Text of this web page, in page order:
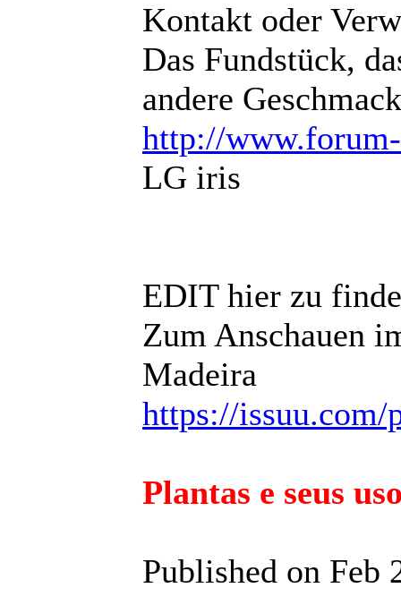
Kontakt oder
Das Fundstück,
andere
http://
LG iris
EDIT hier zu
Zum Anschauen
Madeira
https://issuu.com/
Plantas e seus
Published on Feb